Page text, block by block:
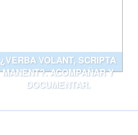
¿VERBA VOLANT, SCRIPTA
MANENT?. ACOMPAÑAR Y
DOCUMENTAR.